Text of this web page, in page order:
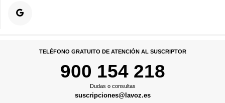
TELÉFONO GRATUITO DE ATENCIÓN AL SUSCRIPTOR
900 154 218
Dudas o consultas
suscripciones@lavoz.es